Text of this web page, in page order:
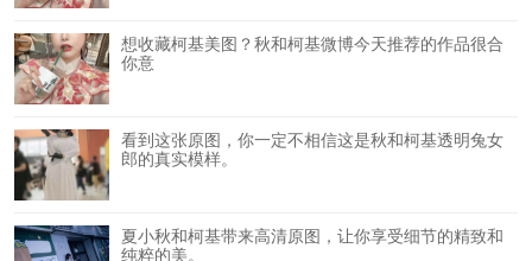
想收藏柯基美图？秋和柯基微博今天推荐的作品很合
你意
看到这张原图，你一定不相信这是秋和柯基透明兔女
郎的真实模样。
夏小秋和柯基带来高清原图，让你享受细节的精致和
纯粹的美。